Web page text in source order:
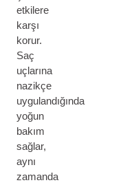
etkilere
karşı
korur.
Saç
uçlarına
nazikçe
uygulandığında
yoğun
bakım
sağlar,
aynı
zamanda